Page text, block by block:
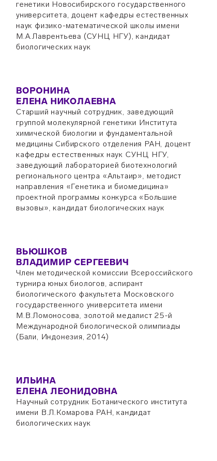
генетики Новосибирского государственного
университета, доцент кафедры естественных
наук физико-математической школы имени
М.А.Лаврентьева (СУНЦ НГУ), кандидат
биологических наук
ВОРОНИНА
ЕЛЕНА НИКОЛАЕВНА
Старший научный сотрудник, заведующий
группой молекулярной генетики Института
химической биологии и фундаментальной
медицины Сибирского отделения РАН, доцент
кафедры естественных наук СУНЦ НГУ,
заведующий лабораторией биотехнологий
регионального центра «Альтаир», методист
направления «Генетика и биомедицина»
проектной программы конкурса «Большие
вызовы», кандидат биологических наук
ВЬЮШКОВ
ВЛАДИМИР СЕРГЕЕВИЧ
Член методической комиссии Всероссийского
турнира юных биологов, аспирант
биологического факультета Московского
государственного университета имени
М.В.Ломоносова, золотой медалист 25-й
Международной биологической олимпиады
(Бали, Индонезия, 2014)
ИЛЬИНА
ЕЛЕНА ЛЕОНИДОВНА
Научный сотрудник Ботанического института
имени В.Л.Комарова РАН, кандидат
биологических наук